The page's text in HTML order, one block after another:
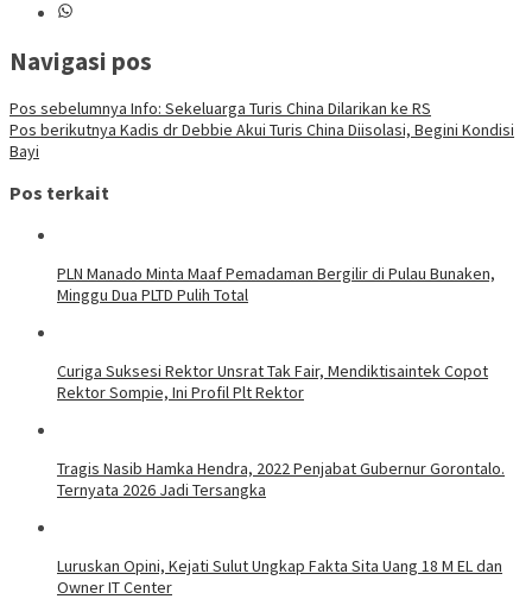
Navigasi pos
Pos sebelumnya Info: Sekeluarga Turis China Dilarikan ke RS
Pos berikutnya Kadis dr Debbie Akui Turis China Diisolasi, Begini Kondisi
Bayi
Pos terkait
PLN Manado Minta Maaf Pemadaman Bergilir di Pulau Bunaken,
Minggu Dua PLTD Pulih Total
Curiga Suksesi Rektor Unsrat Tak Fair, Mendiktisaintek Copot
Rektor Sompie, Ini Profil Plt Rektor
Tragis Nasib Hamka Hendra, 2022 Penjabat Gubernur Gorontalo.
Ternyata 2026 Jadi Tersangka
Luruskan Opini, Kejati Sulut Ungkap Fakta Sita Uang 18 M EL dan
Owner IT Center